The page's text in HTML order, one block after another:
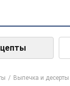
Выпечка и десерты